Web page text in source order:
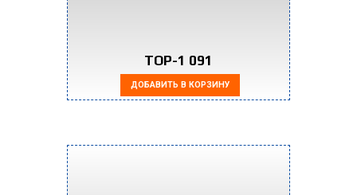
TOP-1 091
ДОБАВИТЬ В КОРЗИНУ